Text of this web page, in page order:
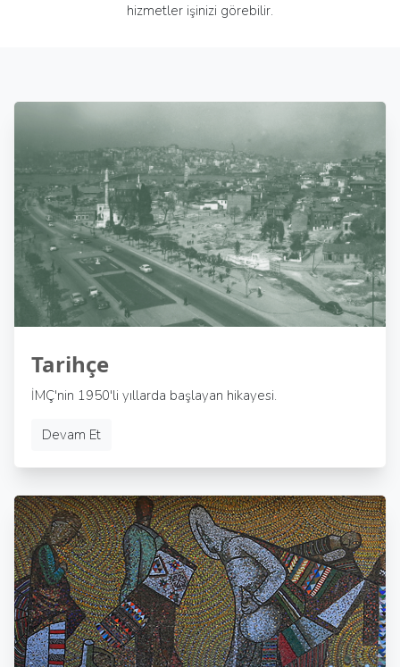
hizmetler işinizi görebilir.
Tarihçe
İMÇ'nin 1950'li yıllarda başlayan hikayesi.
Devam Et